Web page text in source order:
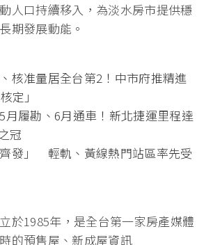
人口持續移入，為淡水房市提供穩
期發展動能。
核准量居全台第2！中市府推精進
定」
月履勘、6月通車！新北捷運里程達
冠
發」 輕軌、黃線熱門站區率先受
於1985年，是全台第一家房產媒體
的預售屋、新成屋資訊